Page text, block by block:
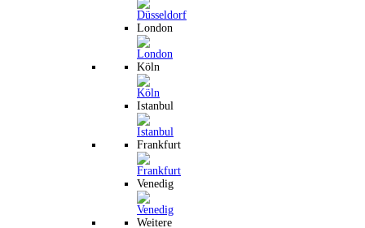
London
Köln
Istanbul
Frankfurt
Venedig
Weitere